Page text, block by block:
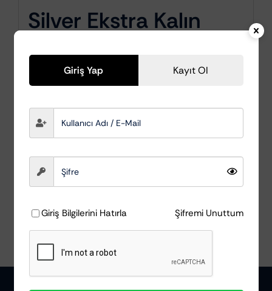
Silver Ekstra Kalın
Temizleme Bezi
AutoDetox
Sepete Ekle Ayrıntılar
Giriş Yap Kayıt Ol
Giriş Bilgilerini Hatırla Şifremi Unuttum